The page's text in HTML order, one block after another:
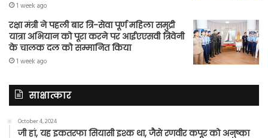
1 week ago
रक्षा मंत्री ने पहली बार त्रि-सेवा पूर्ण महिला समुद्री
यात्रा अभियान को पूरा करने पर आईएएसवी त्रिवेनी
के चालक दल को सम्मानित किया
1 week ago
साक्षात्कार
October 4, 2024
जी हां, यह इकतरफा सियासी इश्क था, जैसे रणवीर कपूर को अनुष्का